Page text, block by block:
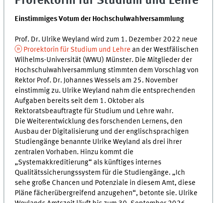
Einstimmiges Votum der Hochschulwahlversammlung
Prof. Dr. Ulrike Weyland wird zum 1. Dezember 2022 neue
Prorektorin für Studium und Lehre an der Westfälischen
Wilhelms-Universität (WWU) Münster. Die Mitglieder der
Hochschulwahlversammlung stimmten dem Vorschlag von
Rektor Prof. Dr. Johannes Wessels am 25. November
einstimmig zu. Ulrike Weyland nahm die entsprechenden
Aufgaben bereits seit dem 1. Oktober als
Rektoratsbeauftragte für Studium und Lehre wahr.
Die Weiterentwicklung des forschenden Lernens, den
Ausbau der Digitalisierung und der englischsprachigen
Studiengänge benannte Ulrike Weyland als drei ihrer
zentralen Vorhaben. Hinzu kommt die
„Systemakkreditierung“ als künftiges internes
Qualitätssicherungssystem für die Studiengänge. „Ich
sehe große Chancen und Potenziale in diesem Amt, diese
Pläne fächerübergreifend anzugehen“, betonte sie. Ulrike